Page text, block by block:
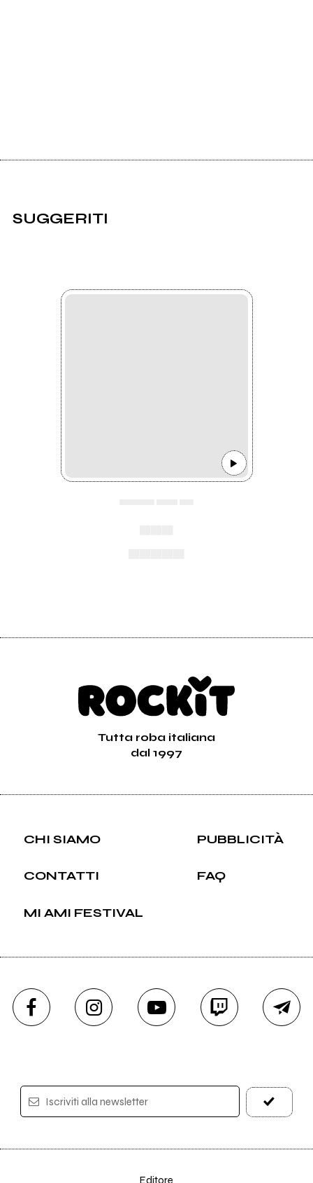
SUGGERITI
Tutta roba italiana
dal 1997
CHI SIAMO PUBBLICITÀ
CONTATTI FAQ
MI AMI FESTIVAL
Iscriviti alla newsletter
Editore